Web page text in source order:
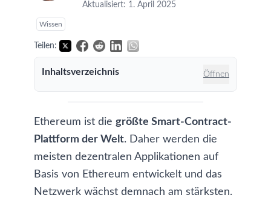
Aktualisiert: 1. April 2025
Wissen
Teilen:
Inhaltsverzeichnis Öffnen
Ethereum ist die größte Smart-Contract-
Plattform der Welt. Daher werden die
meisten dezentralen Applikationen auf
Basis von Ethereum entwickelt und das
Netzwerk wächst demnach am stärksten.